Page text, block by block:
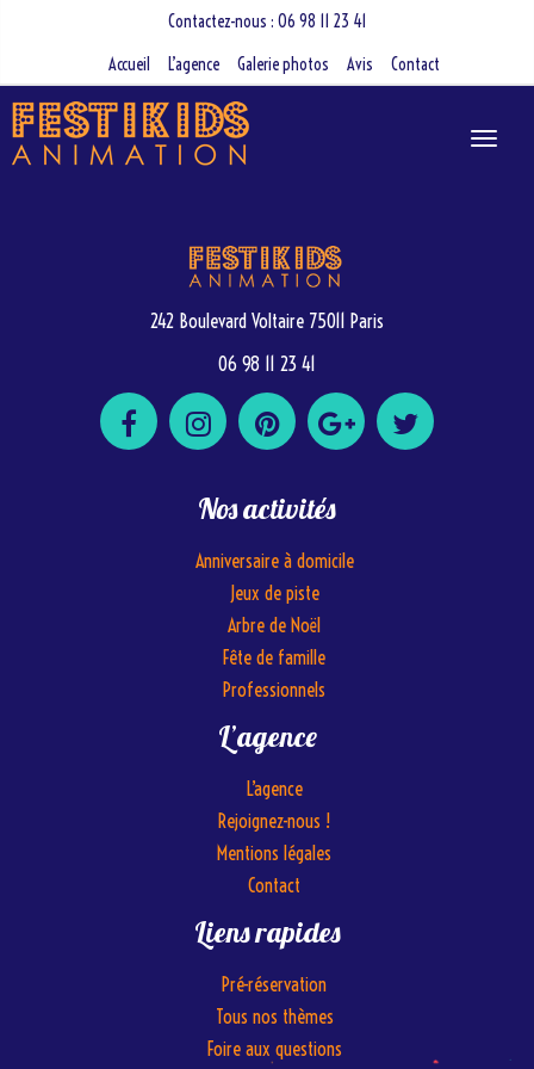
Contactez-nous : 06 98 11 23 41
Accueil
L’agence Galerie photos Avis Contact
242 Boulevard Voltaire 75011 Paris
06 98 11 23 41
Nos activités
Anniversaire à domicile
Jeux de piste
Arbre de Noël
Fête de famille
Professionnels
L’agence
L’agence
Rejoignez-nous !
Mentions légales
Contact
Liens rapides
Pré-réservation
Tous nos thèmes
Foire aux questions